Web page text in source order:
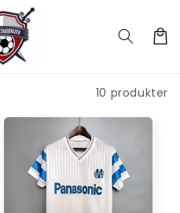
10 produkter